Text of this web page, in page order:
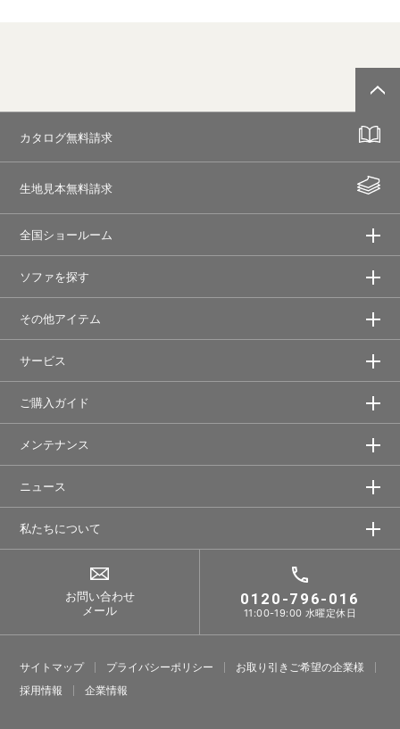
カタログ無料請求
生地見本無料請求
全国ショールーム
ソファを探す
その他アイテム
サービス
ご購入ガイド
メンテナンス
ニュース
私たちについて
お問い合わせ
メール
0120-796-016
11:00-19:00 水曜定休日
サイトマップ プライバシーポリシー
お取り引きご希望の企業様
採⽤情報
企業情報